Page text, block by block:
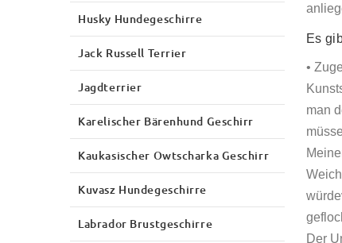
Es
•
man
Der
Husky Hundegeschirre
Jack Russell Terrier
Jagdterrier
Karelischer Bärenhund Geschirr
Kaukasischer Owtscharka Geschirr
Kuvasz Hundegeschirre
Labrador Brustgeschirre